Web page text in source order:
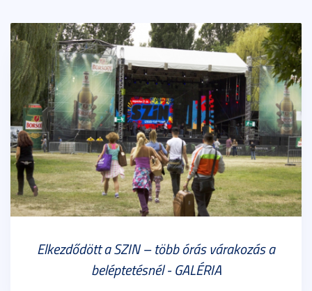
Elkezdődött a SZIN – több órás várakozás a
beléptetésnél - GALÉRIA